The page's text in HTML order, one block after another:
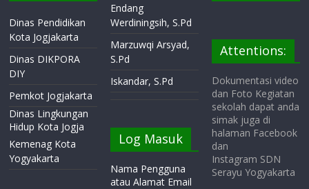
Dinas Pendidikan
Kota Jogjakarta
Dinas DIKPORA
DIY
Pemkot Jogjakarta
Dinas Lingkungan
Hidup Kota Jogja
Kemenag Kota
Yogyakarta
Endang
Werdiningsih, S.Pd
Marzuwqi Arsyad,
S.Pd
Iskandar, S.Pd
Log Masuk
Nama Pengguna
atau Alamat Email
Attentions:
Dokumentasi video
dan Foto Kegiatan
sekolah dapat anda
simak juga di
halaman Facebook
dan
Instagram SDN
Serayu Yogyakarta